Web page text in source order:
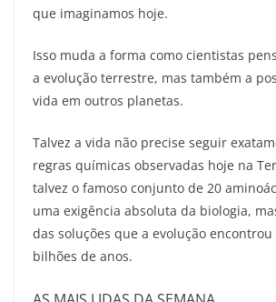
que imaginamos hoje.
Isso muda a forma como cientistas
a evolução terrestre, mas também a
vida em outros planetas.
Talvez a vida não precise seguir
regras químicas observadas hoje na
talvez o famoso conjunto de 20
uma exigência absoluta da biologia,
das soluções que a evolução encontrou
bilhões de anos.